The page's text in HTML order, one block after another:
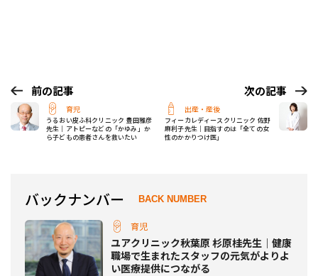
前の記事
育児
うるおい皮ふ科クリニック 豊田雅彦
先生｜アトピーなどの「かゆみ」か
ら子どもの患者さんを救いたい
次の記事
出産・産後
フィーカレディースクリニック 佐野
麻利子先生｜目指すのは「全ての女
性のかかりつけ医」
バックナンバー BACK NUMBER
育児
ユアクリニック秋葉原 杉原桂先生｜健康
職場で生まれたスタッフの元気がよりよ
い医療提供につながる